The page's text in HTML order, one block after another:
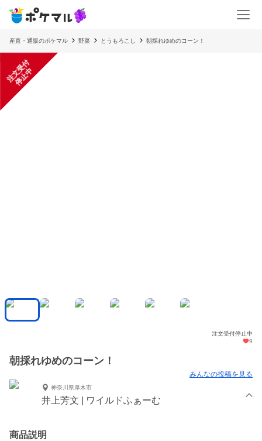
産直・通販のポケマル 野菜 とうもろこし 朝採れゆめのコーン！
注
文
受
付
停
止
中
注文受付停止中
9
朝採れゆめのコーン！
みんなの投稿を見る
神奈川県厚木市
井上芳文 | ワイルドふぁーむ
商品説明